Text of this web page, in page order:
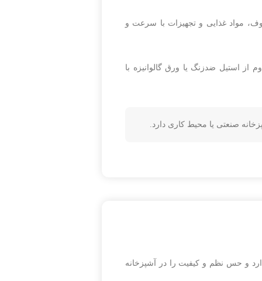
ظروف، مواد غذایی و تجهیزات با سرعت و
از استیل ضدزنگ یا ورق گالوانیزه با
دارد و حس نظم و کیفیت را در آشپزخانه